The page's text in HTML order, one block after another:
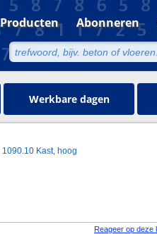
Producten Abonneren
Werkbare dagen
1090.10 Kast, hoog
Reageer op deze